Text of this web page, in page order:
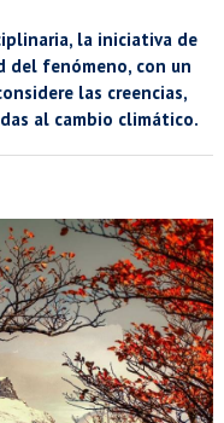
la iniciativa de
del fenómeno, con un
las creencias,
al cambio climático.